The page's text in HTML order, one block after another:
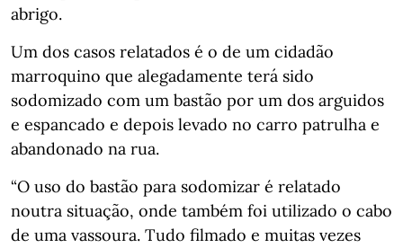
abrigo.
Um dos casos relatados é o de um cidadão
marroquino que alegadamente terá sido
sodomizado com um bastão por um dos arguidos
e espancado e depois levado no carro patrulha e
abandonado na rua.
“O uso do bastão para sodomizar é relatado
noutra situação, onde também foi utilizado o cabo
de uma vassoura. Tudo filmado e muitas vezes